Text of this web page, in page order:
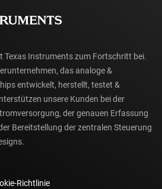
Texas Instruments zum Fortschritt bei.
das analoge &
entwickelt, herstellt, testet &
unsere Kunden bei der
der genauen Erfassung
Bereitstellung der zentralen Steuerung
Richtlinie